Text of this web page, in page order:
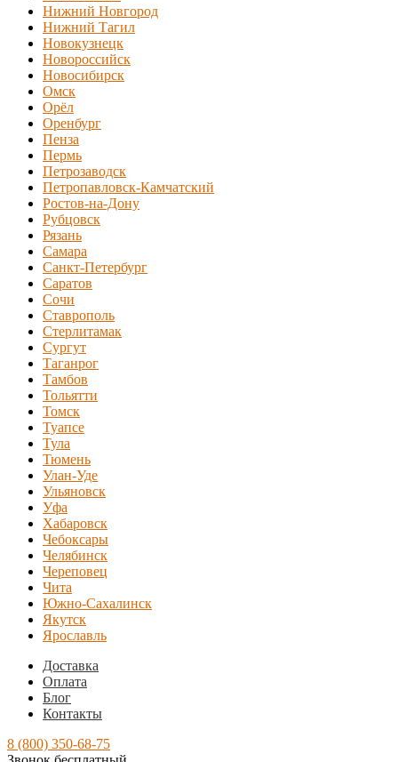
Нижний Новгород
Нижний Тагил
Новокузнецк
Новороссийск
Новосибирск
Омск
Орёл
Оренбург
Пенза
Пермь
Петрозаводск
Петропавловск-Камчатский
Ростов-на-Дону
Рубцовск
Рязань
Самара
Санкт-Петербург
Саратов
Сочи
Ставрополь
Стерлитамак
Сургут
Таганрог
Тамбов
Тольятти
Томск
Туапсе
Тула
Тюмень
Улан-Уде
Ульяновск
Уфа
Хабаровск
Чебоксары
Челябинск
Череповец
Чита
Южно-Сахалинск
Якутск
Ярославль
Доставка
Оплата
Блог
Контакты
8 (800) 350-68-75